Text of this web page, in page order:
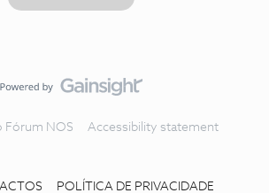
Fórum NOS Accessibility statement
POLÍTICA DE PRIVACIDADE